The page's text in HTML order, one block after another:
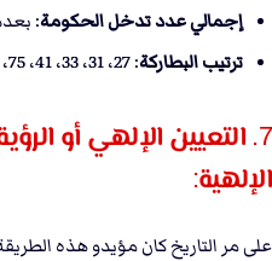
إجمالي عدد تدخل الحكومة: بعدد 6
ترتيب البطاركة: 27، 31، 33، 41، 75، 78.
7. التعيين الإلهي أو
الإلهية:
على مر التاريخ كان مؤيدو هذه